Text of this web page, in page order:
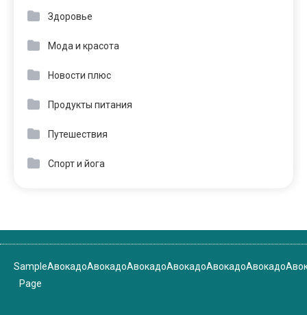
Здоровье
Мода и красота
Новости плюс
Продукты питания
Путешествия
Спорт и йога
Sample
Page
АвокадоАвокадоАвокадоАвокадоАвокадоАвокадо